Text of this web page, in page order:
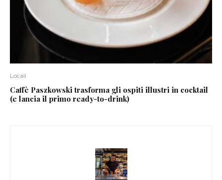
Locali
Caffè Paszkowski trasforma gli ospiti illustri in cocktail
(e lancia il primo ready-to-drink)